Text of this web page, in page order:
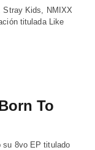
Stray Kids, NMIXX
titulada Like
To
su 8vo EP titulado